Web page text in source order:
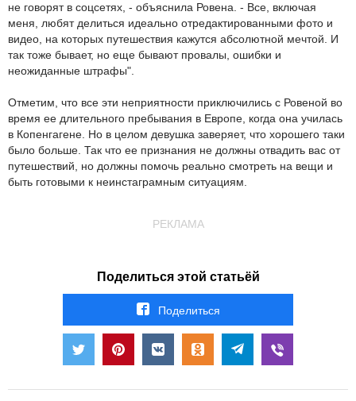
не говорят в соцсетях, - объяснила Ровена. - Все, включая
меня, любят делиться идеально отредактированными фото и
видео, на которых путешествия кажутся абсолютной мечтой. И
так тоже бывает, но еще бывают провалы, ошибки и
неожиданные штрафы".
Отметим, что все эти неприятности приключились с Ровеной во
время ее длительного пребывания в Европе, когда она училась
в Копенгагене. Но в целом девушка заверяет, что хорошего таки
было больше. Так что ее признания не должны отвадить вас от
путешествий, но должны помочь реально смотреть на вещи и
быть готовыми к неинстаграмным ситуациям.
РЕКЛАМА
Поделиться этой статьёй
Поделиться